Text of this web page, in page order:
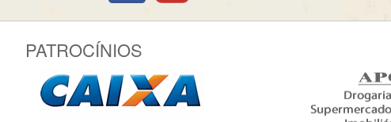
PATROCÍNIOS